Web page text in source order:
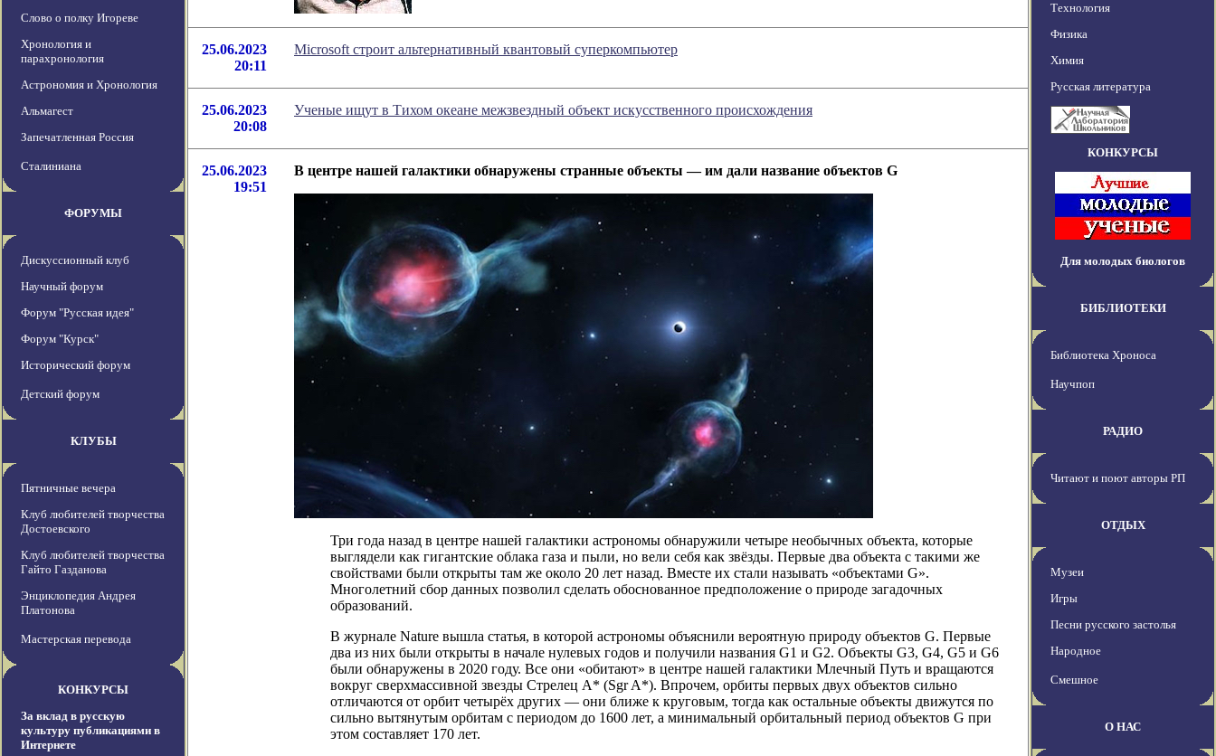
Слово о полку Игореве
Хронология и
парахронология
Астрономия и Хронология
Альмагест
Запечатленная Россия
Сталиниана
ФОРУМЫ
Дискуссионный клуб
Научный форум
Форум "Русская идея"
Форум "Курск"
Исторический форум
Детский форум
КЛУБЫ
Пятничные вечера
Клуб любителей творчества
Достоевского
Клуб любителей творчества
Гайто Газданова
Энциклопедия Андрея
Платонова
Мастерская перевода
КОНКУРСЫ
За вклад в русскую
культуру публикациями в
Интернете
25.06.2023
20:11
Microsoft строит альтернативный квантовый суперкомпьютер
25.06.2023
20:08
Ученые ищут в Тихом океане межзвездный объект искусственного происхождения
25.06.2023
19:51
В центре нашей галактики обнаружены странные объекты — им дали название объектов G
Три года назад в центре нашей галактики астрономы обнаружили четыре необычных объекта, которые
выглядели как гигантские облака газа и пыли, но вели себя как звёзды. Первые два объекта с такими же
свойствами были открыты там же около 20 лет назад. Вместе их стали называть «объектами G».
Многолетний сбор данных позволил сделать обоснованное предположение о природе загадочных
образований.
В журнале Nature вышла статья, в которой астрономы объяснили вероятную природу объектов G. Первые
два из них были открыты в начале нулевых годов и получили названия G1 и G2. Объекты G3, G4, G5 и G6
были обнаружены в 2020 году. Все они «обитают» в центре нашей галактики Млечный Путь и вращаются
вокруг сверхмассивной звезды Стрелец А* (Sgr A*). Впрочем, орбиты первых двух объектов сильно
отличаются от орбит четырёх других — они ближе к круговым, тогда как остальные объекты движутся по
сильно вытянутым орбитам с периодом до 1600 лет, а минимальный орбитальный период объектов G при
этом составляет 170 лет.
Технология
Физика
Химия
Русская литература
КОНКУРСЫ
Для молодых биологов
БИБЛИОТЕКИ
Библиотека Хроноса
Научпоп
РАДИО
Читают и поют авторы РП
ОТДЫХ
Музеи
Игры
Песни русского застолья
Народное
Смешное
О НАС